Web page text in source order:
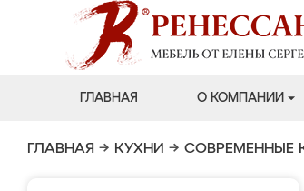
ГЛАВНАЯ О КОМПАНИИ
ГЛАВНАЯ → КУХНИ → СОВРЕМЕННЫЕ